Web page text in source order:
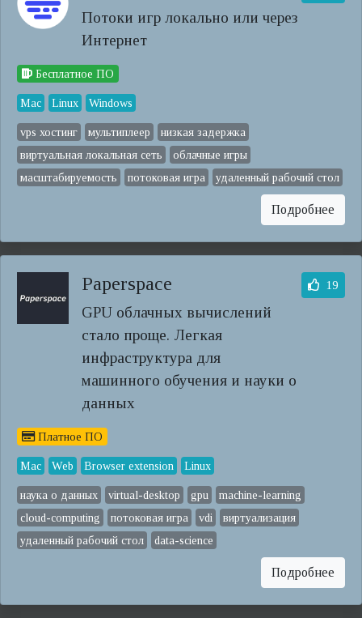
Потоки игр локально или через
Интернет
Бесплатное ПО
Mac Linux Windows
vps хостинг мультиплеер
низкая задержка
виртуальная локальная сеть
облачные игры
масштабируемость
потоковая игра удаленный рабочий стол
Подробнее
Paperspace
GPU облачных вычислений
стало проще. Легкая
инфраструктура для
машинного обучения и науки о
данных
19
Платное ПО
Mac Web Browser extension Linux
наука о данных virtual-desktop gpu
machine-learning
cloud-computing
потоковая игра vdi
виртуализация
удаленный рабочий стол
data-science
Подробнее